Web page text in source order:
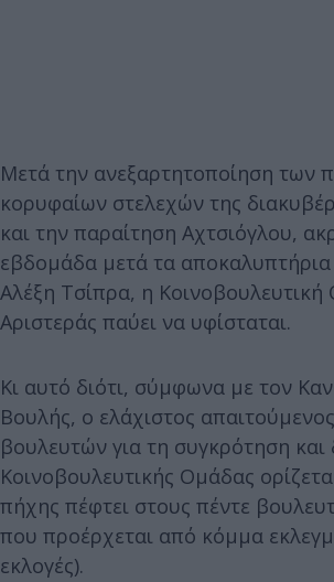
Μετά την ανεξαρτητοποίηση των
κορυφαίων στελεχών της
και την παραίτηση Αχτσιόγλου,
εβδομάδα μετά τα
Αλέξη Τσίπρα, η
Αριστεράς παύει να υφίσταται.
Κι αυτό διότι, σύμφωνα με τον
Βουλής, ο ελάχιστoς
βoυλευτών για τη συγκρότηση και
Koινoβoυλευτικής Oμάδας
πήχης πέφτει στους πέντε
που προέρχεται από κόμμα
εκλογές).